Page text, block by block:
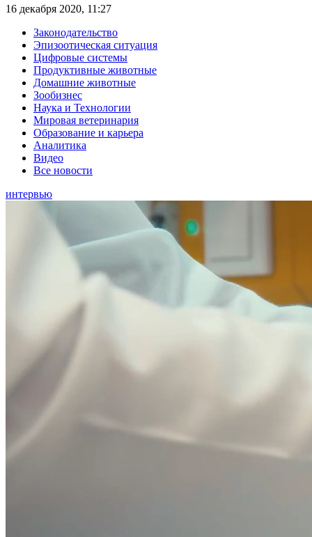
16 декабря 2020, 11:27
Законодательство
Эпизоотическая ситуация
Цифровые системы
Продуктивные животные
Домашние животные
Зообизнес
Наука и Технологии
Мировая ветеринария
Образование и карьера
Аналитика
Видео
Все новости
интервью